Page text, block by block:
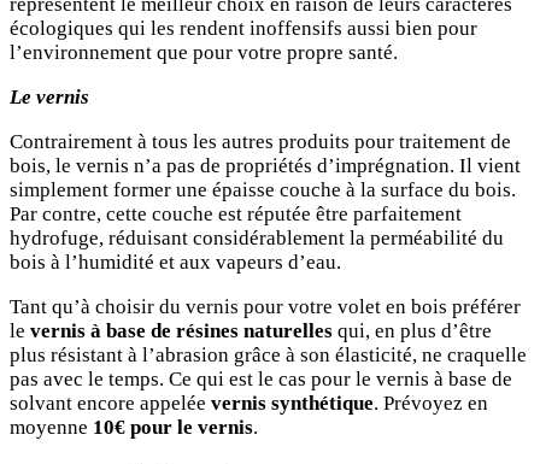
écologiques qui les rendent inoffensifs aussi bien pour
l’environnement que pour votre propre santé.
Le vernis
Contrairement à tous les autres produits pour traitement de
bois, le vernis n’a pas de propriétés d’imprégnation. Il vient
simplement former une épaisse couche à la surface du bois.
Par contre, cette couche est réputée être parfaitement
hydrofuge, réduisant considérablement la perméabilité du
bois à l’humidité et aux vapeurs d’eau.
Tant qu’à choisir du vernis pour votre volet en bois préférer
le vernis à base de résines naturelles qui, en plus d’être
plus résistant à l’abrasion grâce à son élasticité, ne craquelle
pas avec le temps. Ce qui est le cas pour le vernis à base de
solvant encore appelée vernis synthétique. Prévoyez en
moyenne 10€ pour le vernis.